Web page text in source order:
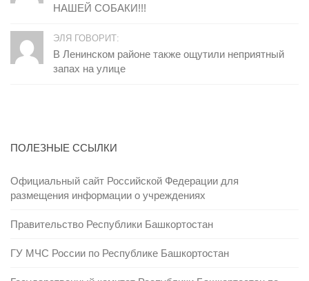
НАШЕЙ СОБАКИ!!!
ЭЛЯ ГОВОРИТ:
В Ленинском районе также ощутили неприятный
запах на улице
ПОЛЕЗНЫЕ ССЫЛКИ
Официальный сайт Российской Федерации для
размещения информации о учреждениях
Правительство Республики Башкортостан
ГУ МЧС России по Республике Башкортостан